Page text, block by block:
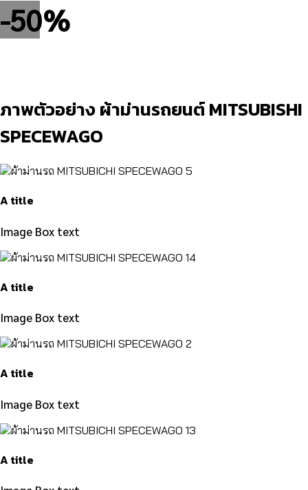
-50%
ภาพตัวอย่าง ผ้าม่านรถยนต์ MITSUBISHI​
SPECEWAGO
A title
Image Box text
A title
Image Box text
A title
Image Box text
A title